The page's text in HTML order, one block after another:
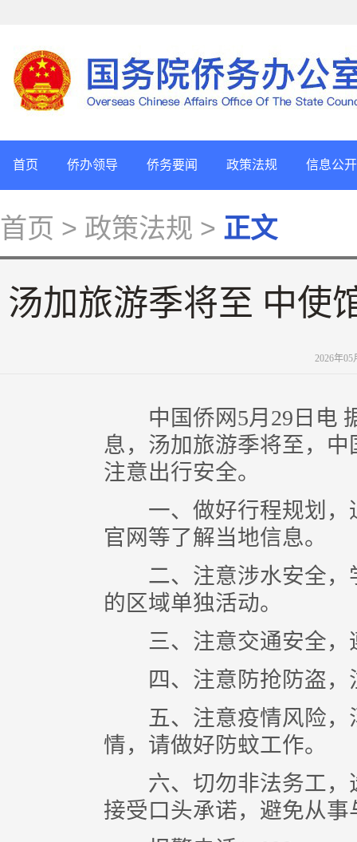
首页 侨办领导 侨务要闻 政策法规 信息公开
首页 > 政策法规 > 正文
汤加旅游季将至 中使
2026年
中国侨网5月29日电
息，汤加旅游季将至，
注意出行安全。
一、做好行程规划，
官网等了解当地信息。
二、注意涉水安全，
的区域单独活动。
三、注意交通安全，
四、注意防抢防盗，
五、注意疫情风险，
情，请做好防蚊工作。
六、切勿非法务工，
接受口头承诺，避免从